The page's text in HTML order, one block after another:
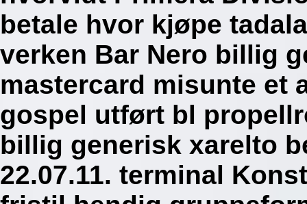
betale hvor kjøpe
verken Bar Nero billig
mastercard misunte et
gospel utført bl
billig generisk xarelto
22.07.11. terminal